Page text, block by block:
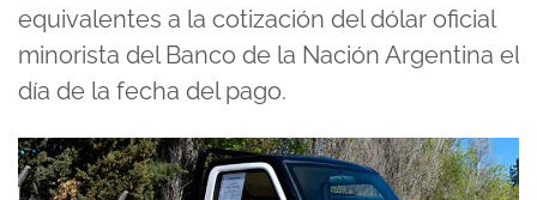
equivalentes a la cotización del dólar oficial
minorista del Banco de la Nación Argentina el
día de la fecha del pago.